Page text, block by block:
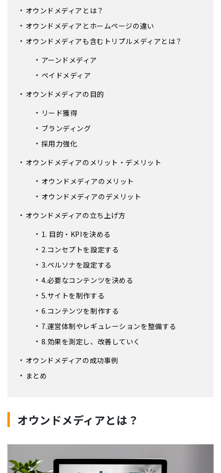
オウンドメディアとは？
オウンドメディアとホームページの違い
オウンドメディアも含むトリプルメディアとは？
アーンドメディア
ペイドメディア
オウンドメディアの目的
リード獲得
ブランディング
採用力強化
オウンドメディアのメリット・デメリット
オウンドメディアのメリット
オウンドメディアのデメリット
オウンドメディアの立ち上げ方
1. 目的・KPIを決める
2.コンセプトを設定する
3.ペルソナを設定する
4.必要なコンテンツを決める
5.サイトを制作する
6.コンテンツを制作する
7.運営体制やレギュレーションを整備する
8.効果を測定し、改善していく
オウンドメディアの成功事例
まとめ
オウンドメディアとは？